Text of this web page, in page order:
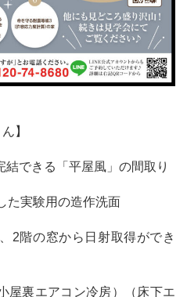
】
できる「平屋風」の間取り
た実験用の造作洗面
2階の窓から日射取得ができ
屋裏エアコン冷房）（床下エ